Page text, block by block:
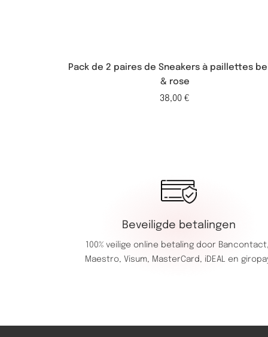
Pack de 2 paires de Sneakers à paillettes
& rose
38,00 €
Beveiligde betalingen
100% veilige online betaling door
Maestro,Visum, MasterCard, iDEAL en